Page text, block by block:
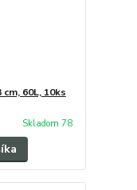
60L, 10ks
Skladom 78